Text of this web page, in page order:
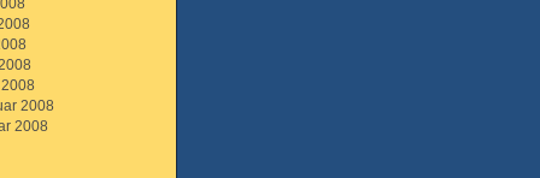
2008
2008